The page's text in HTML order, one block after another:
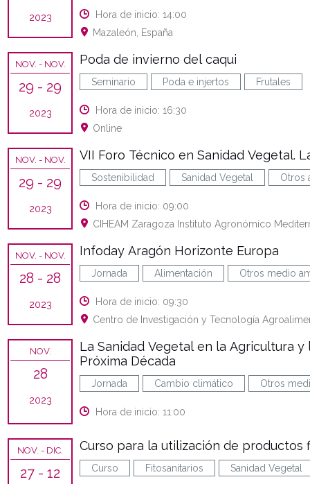
2023
Hora de inicio: 14:00
Mazaleón, España
NOV. - NOV.
29 - 29
2023
Poda de invierno del caqui
Seminario Poda e injertos Frutales
Hora de inicio: 16:30
Online
NOV. - NOV.
29 - 29
2023
VII Foro Técnico en Sanidad Vegetal.
Sostenibilidad Sanidad Vegetal Otros
Hora de inicio: 09:00
CIHEAM Zaragoza Instituto Agronómico
NOV. - NOV.
28 - 28
2023
Infoday Aragón Horizonte Europa
Jornada Alimentación Otros medio
Hora de inicio: 09:30
Centro de Investigación y Tecnología
NOV.
28
2023
La Sanidad Vegetal en la Agricultura
Próxima Década
Jornada Cambio climático Otros
Hora de inicio: 11:00
NOV. - DIC.
27 - 12
Curso para la utilización de productos
Curso Fitosanitarios Sanidad Vegetal